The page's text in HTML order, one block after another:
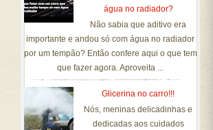
água no radiador?
Não sabia que aditivo era
importante e andou só com água no radiador
por um tempão? Então confere aqui o que tem
que fazer agora. Aproveita ...
Glicerina no carro!!!
Nós, meninas delicadinhas e
dedicadas aos cuidados